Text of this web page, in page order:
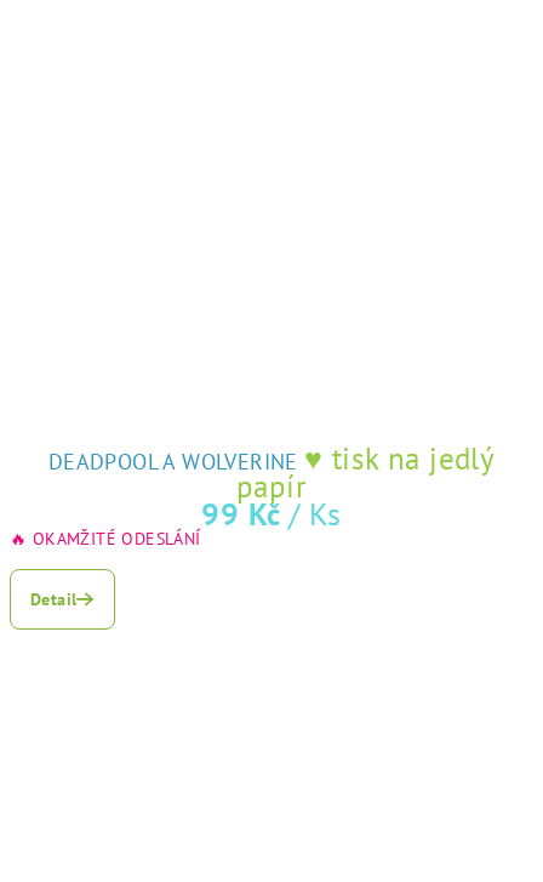
DEADPOOL A WOLVERINE ♥ tisk na jedlý
papír
99 Kč / Ks
🔥 OKAMŽITÉ ODESLÁNÍ
Detail